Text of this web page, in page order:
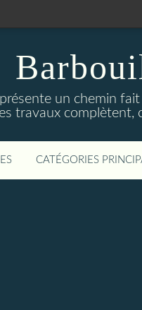
un chemin
travaux complètent,
CATÉGORIES